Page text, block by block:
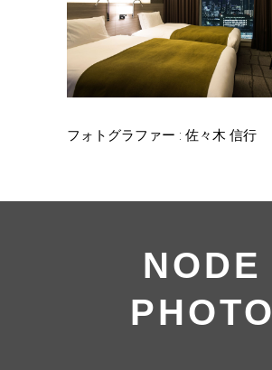
フォトグラファー : 佐々木 信行
NODE
PHOTO